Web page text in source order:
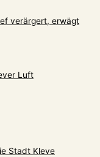
verärgert, erwägt
Luft
Stadt Kleve